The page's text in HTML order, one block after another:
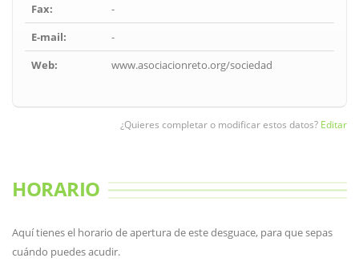
Fax:
-
E-mail:
-
Web:
www.asociacionreto.org/sociedad
¿Quieres completar o modificar estos datos? Editar
HORARIO
Aquí tienes el horario de apertura de este desguace, para que sepas
cuándo puedes acudir.